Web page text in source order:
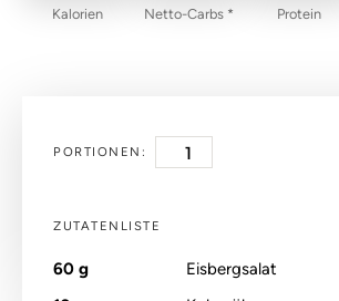
Kalorien Netto-Carbs * Protein
PORTIONEN:
ZUTATENLISTE
60 g
Eisbergsalat